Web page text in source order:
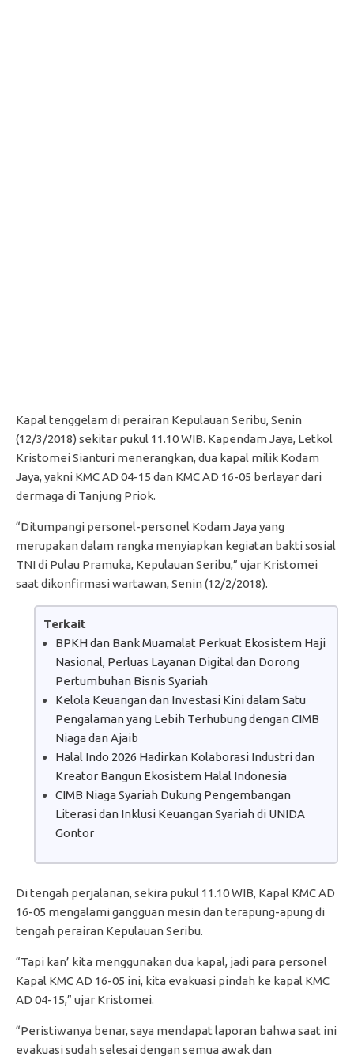
Kapal tenggelam di perairan Kepulauan Seribu, Senin
(12/3/2018) sekitar pukul 11.10 WIB. Kapendam Jaya, Letkol
Kristomei Sianturi menerangkan, dua kapal milik Kodam
Jaya, yakni KMC AD 04-15 dan KMC AD 16-05 berlayar dari
dermaga di Tanjung Priok.
“Ditumpangi personel-personel Kodam Jaya yang
merupakan dalam rangka menyiapkan kegiatan bakti sosial
TNI di Pulau Pramuka, Kepulauan Seribu,” ujar Kristomei
saat dikonfirmasi wartawan, Senin (12/2/2018).
Terkait
BPKH dan Bank Muamalat Perkuat Ekosistem Haji
Nasional, Perluas Layanan Digital dan Dorong
Pertumbuhan Bisnis Syariah
Kelola Keuangan dan Investasi Kini dalam Satu
Pengalaman yang Lebih Terhubung dengan CIMB
Niaga dan Ajaib
Halal Indo 2026 Hadirkan Kolaborasi Industri dan
Kreator Bangun Ekosistem Halal Indonesia
CIMB Niaga Syariah Dukung Pengembangan
Literasi dan Inklusi Keuangan Syariah di UNIDA
Gontor
Di tengah perjalanan, sekira pukul 11.10 WIB, Kapal KMC AD
16-05 mengalami gangguan mesin dan terapung-apung di
tengah perairan Kepulauan Seribu.
“Tapi kan’ kita menggunakan dua kapal, jadi para personel
Kapal KMC AD 16-05 ini, kita evakuasi pindah ke kapal KMC
AD 04-15,” ujar Kristomei.
“Peristiwanya benar, saya mendapat laporan bahwa saat ini
evakuasi sudah selesai dengan semua awak dan